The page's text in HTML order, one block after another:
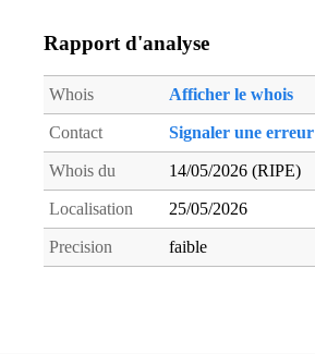
Rapport d'analyse
Whois Afficher le whois
Contact Signaler une erreur
Whois du 14/05/2026 (RIPE)
Localisation 25/05/2026
Precision faible